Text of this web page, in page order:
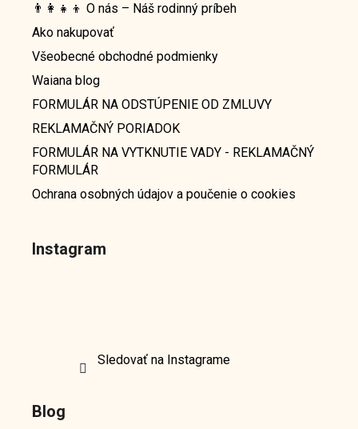
👨‍👩‍👧‍👦 O nás – Náš rodinný príbeh
Ako nakupovať
Všeobecné obchodné podmienky
Waiana blog
FORMULÁR NA ODSTÚPENIE OD ZMLUVY
REKLAMAČNÝ PORIADOK
FORMULÁR NA VYTKNUTIE VADY - REKLAMAČNÝ
FORMULÁR
Ochrana osobných údajov a poučenie o cookies
Instagram
Sledovať na Instagrame
Blog